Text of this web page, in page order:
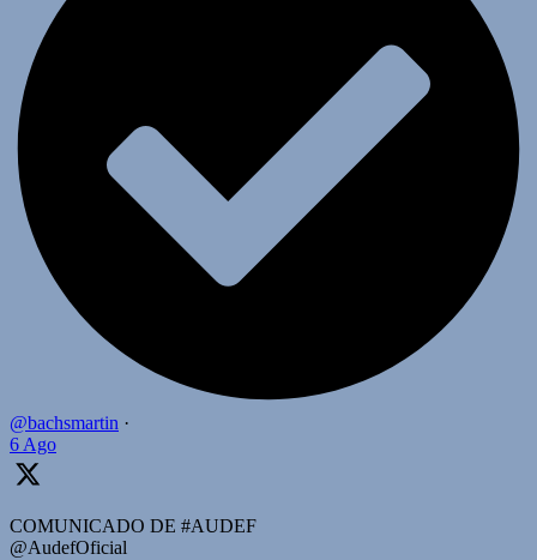
@bachsmartin ·
6 Ago
COMUNICADO DE #AUDEF
@AudefOficial